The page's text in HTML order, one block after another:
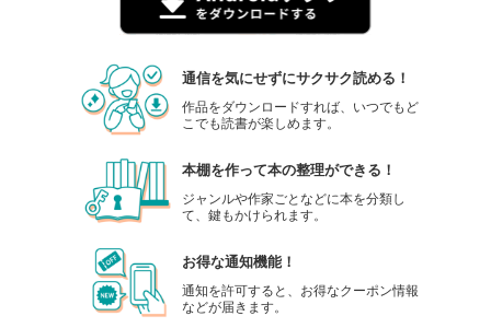
通信を気にせずにサクサク読める！
作品をダウンロードすれば、いつでもど
こでも読書が楽しめます。
本棚を作って本の整理ができる！
ジャンルや作家ごとなどに本を分類し
て、鍵もかけられます。
お得な通知機能！
通知を許可すると、お得なクーポン情報
などが届きます。